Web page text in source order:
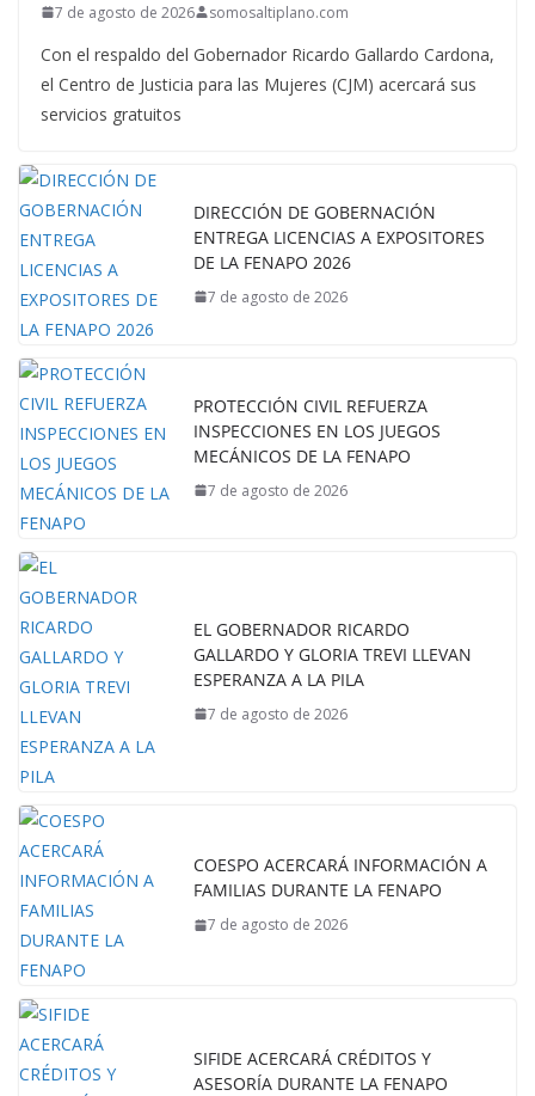
7 de agosto de 2026 somosaltiplano.com
Con el respaldo del Gobernador Ricardo Gallardo Cardona,
el Centro de Justicia para las Mujeres (CJM) acercará sus
servicios gratuitos
DIRECCIÓN DE GOBERNACIÓN
ENTREGA LICENCIAS A EXPOSITORES
DE LA FENAPO 2026
7 de agosto de 2026
PROTECCIÓN CIVIL REFUERZA
INSPECCIONES EN LOS JUEGOS
MECÁNICOS DE LA FENAPO
7 de agosto de 2026
EL GOBERNADOR RICARDO
GALLARDO Y GLORIA TREVI LLEVAN
ESPERANZA A LA PILA
7 de agosto de 2026
COESPO ACERCARÁ INFORMACIÓN A
FAMILIAS DURANTE LA FENAPO
7 de agosto de 2026
SIFIDE ACERCARÁ CRÉDITOS Y
ASESORÍA DURANTE LA FENAPO